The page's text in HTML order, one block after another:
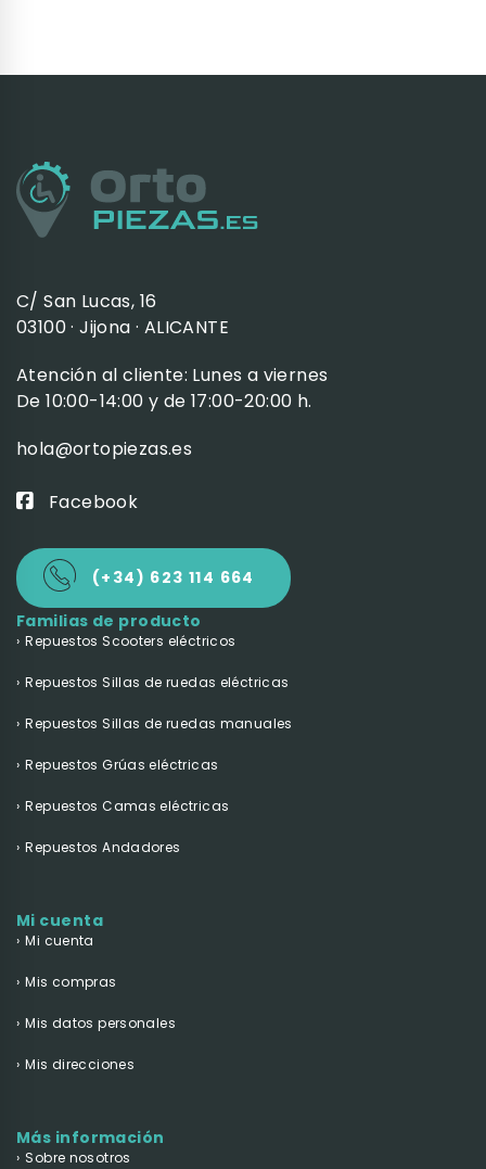
C/ San Lucas, 16
03100 · Jijona · ALICANTE
Atención al cliente: Lunes a viernes
De 10:00-14:00 y de 17:00-20:00 h.
hola@ortopiezas.es
Facebook
(+34) 623 114 664
Familias de producto
Repuestos Scooters eléctricos
Repuestos Sillas de ruedas eléctricas
Repuestos Sillas de ruedas manuales
Repuestos Grúas eléctricas
Repuestos Camas eléctricas
Repuestos Andadores
Mi cuenta
Mi cuenta
Mis compras
Mis datos personales
Mis direcciones
Más información
Sobre nosotros